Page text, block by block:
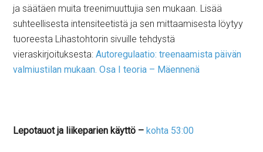
ja säätäen muita treenimuuttujia sen mukaan. Lisää
suhteellisesta intensiteetistä ja sen mittaamisesta löytyy
tuoreesta Lihastohtorin sivuille tehdystä
vieraskirjoituksesta:Autoregulaatio: treenaamista päivän
valmiustilan mukaan. Osa I teoria – Mäennenä
Lepotauot ja liikeparien käyttö –kohta 53:00